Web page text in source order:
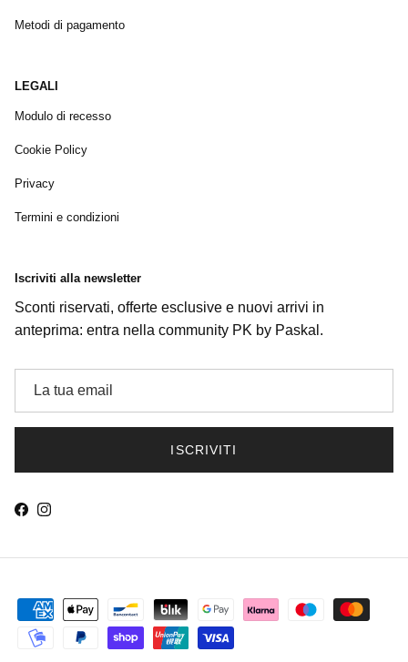
Metodi di pagamento
LEGALI
Modulo di recesso
Cookie Policy
Privacy
Termini e condizioni
Iscriviti alla newsletter
Sconti riservati, offerte esclusive e nuovi arrivi in
anteprima: entra nella community PK by Paskal.
ISCRIVITI
Facebook
Instagram